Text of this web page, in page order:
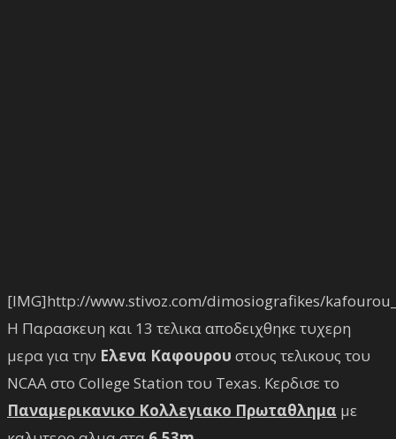
[IMG]http://www.stivoz.com/dimosiografikes/
Η Παρασκευη και 13 τελικα αποδειχθηκε τυχερη
μερα για την Ελενα Καφουρου στους τελικους του
NCAA στο College Station του Texas. Κερδισε το
Παναμερικανικο Κολλεγιακο Πρωταθλημα με